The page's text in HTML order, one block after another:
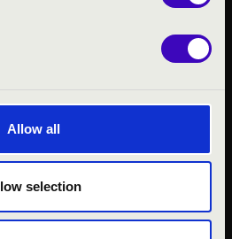
Allow all
selection
KÖZÉRDEKŰ ADATOK